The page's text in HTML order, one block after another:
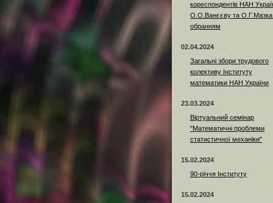
кореспондентів НАН
О.О.Ванєєву та О.Г.Мазка
обранням
02.04.2024
Загальні збори трудового
колективу Інституту
математики НАН України
23.03.2024
Віртуальний семінар
"Математичні проблеми
статистичної механіки"
15.02.2024
90-річчя Інституту
15.02.2024